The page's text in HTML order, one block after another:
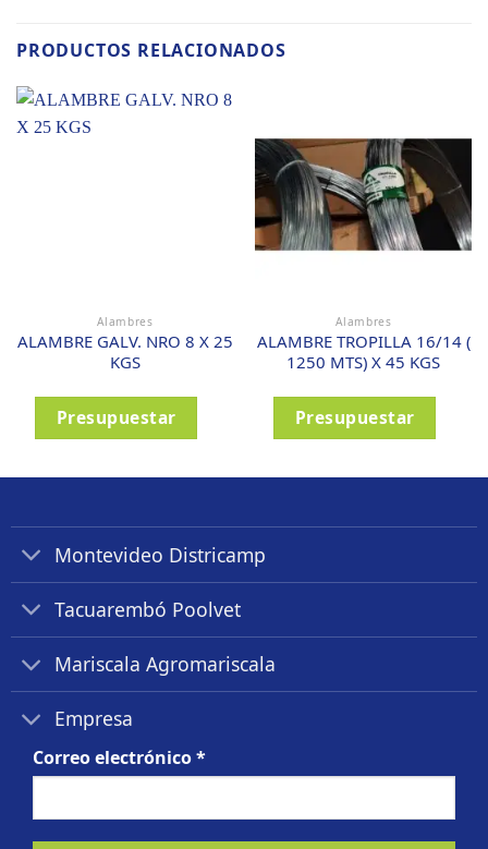
PRODUCTOS RELACIONADOS
Alambres
ALAMBRE GALV. NRO 8 X 25
KGS
Presupuestar
Alambres
ALAMBRE TROPILLA 16/14 (
1250 MTS) X 45 KGS
Presupuestar
Montevideo Districamp
Tacuarembó Poolvet
Mariscala Agromariscala
Empresa
Correo electrónico*